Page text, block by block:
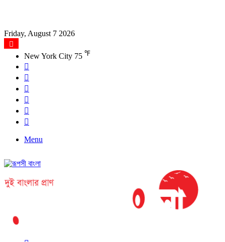
Friday, August 7 2026
New York City 75 ℉
Menu